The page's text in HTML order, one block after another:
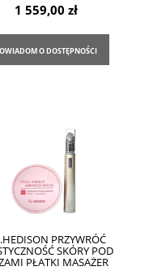
1 559,00 zł
O DOSTĘPNOŚCI
PRZYWRÓĆ
SKÓRY POD
PŁATKI MASAŻER